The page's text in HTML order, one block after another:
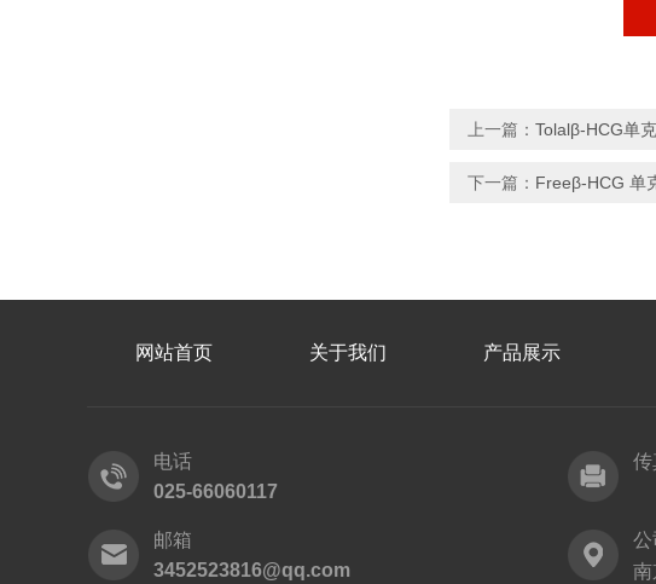
上一篇： Tolalβ-HCG单
下一篇： Freeβ-HCG 单
网站首页 关于我们 产品展示
电话
025-66060117
传
邮箱
3452523816@qq.com
公
南